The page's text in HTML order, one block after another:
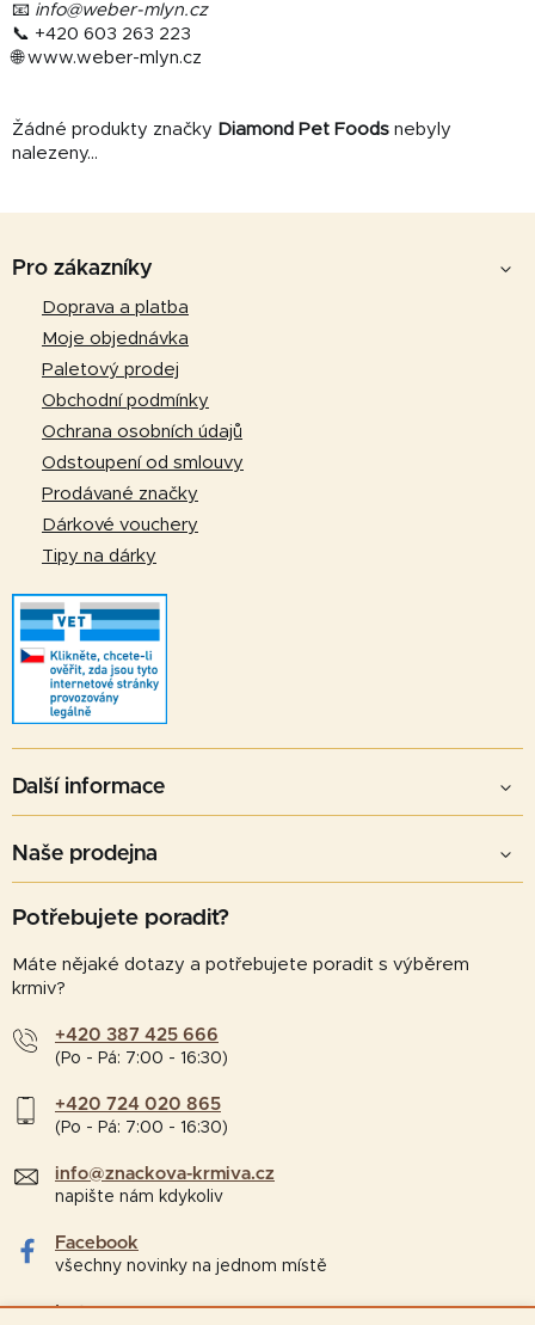
📧 info@weber-mlyn.cz
📞 +420 603 263 223
🌐 www.weber-mlyn.cz
Žádné produkty značky Diamond Pet Foods nebyly
nalezeny...
Pro zákazníky
Doprava a platba
Moje objednávka
Paletový prodej
Obchodní podmínky
Ochrana osobních údajů
Odstoupení od smlouvy
Prodávané značky
Dárkové vouchery
Tipy na dárky
Další informace
Naše prodejna
Potřebujete poradit?
Máte nějaké dotazy a potřebujete poradit s výběrem
krmiv?
+420 387 425 666
(Po - Pá: 7:00 - 16:30)
+420 724 020 865
(Po - Pá: 7:00 - 16:30)
info@znackova-krmiva.cz
napište nám kdykoliv
Facebook
všechny novinky na jednom místě
Instagram